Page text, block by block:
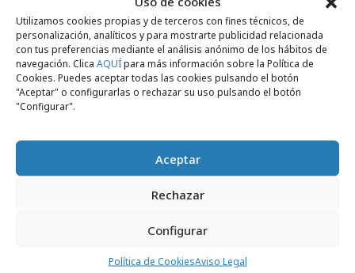
Utilizamos cookies propias y de terceros con fines técnicos, de
personalización, analíticos y para mostrarte publicidad relacionada
con tus preferencias mediante el análisis anónimo de los hábitos de
navegación. Clica AQUÍpara más información sobre la Política de
Cookies. Puedes aceptar todas las cookies pulsando el botón
"Aceptar" o configurarlas o rechazar su uso pulsando el botón
"Configurar".
Aceptar
Rechazar
Configurar
Política de CookiesAviso Legal
https://youtu.be/WfHiPJM8fjQ?
list=PL9hTAJoVWXtdh1k_-OHo5-Om9F48TNcbx
Comparte
Noticias Relacionadas